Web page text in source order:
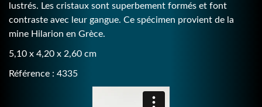
lustrés. Les cristaux sont superbement formés et font
contraste avec leur gangue. Ce spécimen provient de la
mine Hilarion en Grèce.
5,10 x 4,20 x 2,60 cm
Référence : 4335